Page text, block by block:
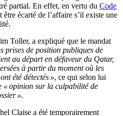
partial. En effet, en vertu du Code
être écarté de l’affaire s’il existe une
Toller, a expliqué que le mandat
prises de position publiques de
au départ en défaveur du Qatar,
à partir du moment où les
été détectés », ce qui selon lui
« opinion sur la culpabilité de
».
Claise a été temporairement